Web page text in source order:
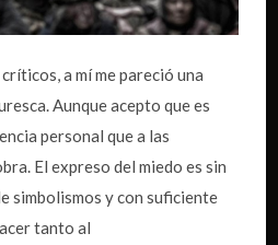
a mí me pareció una
Aunque acepto que es
personal que a las
El expreso del miedo es sin
simbolismos y con suficiente
tanto al